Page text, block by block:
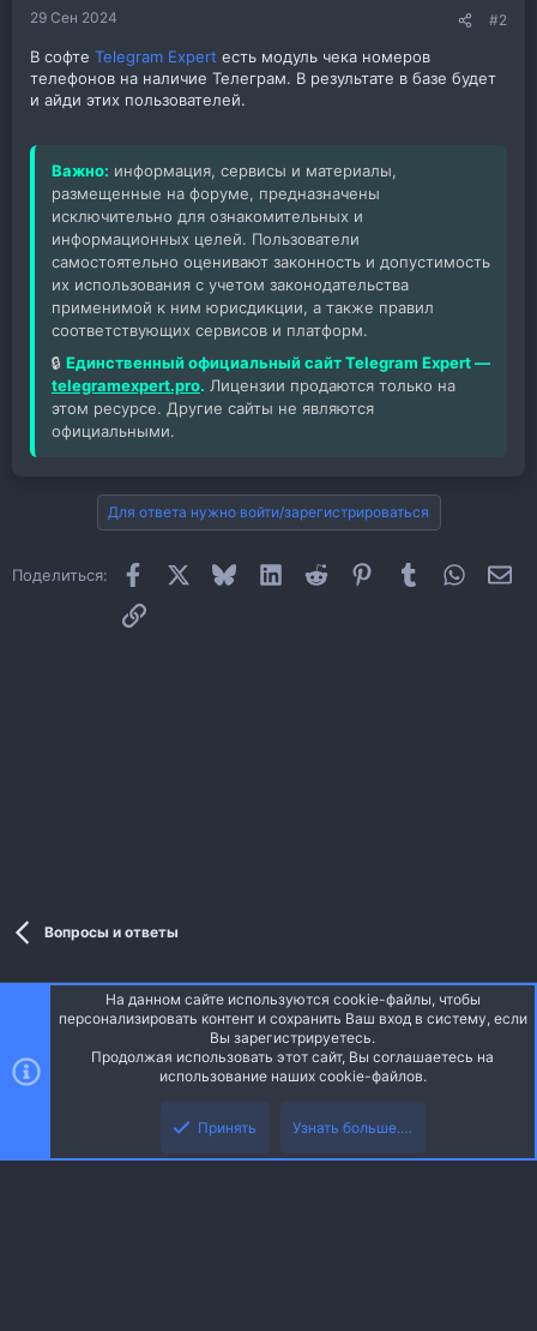
29 Сен 2024 #2
В софте Telegram Expert есть модуль чека номеров
телефонов на наличие Телеграм. В результате в базе будет
и айди этих пользователей.
Важно: информация, сервисы и материалы,
размещенные на форуме, предназначены
исключительно для ознакомительных и
информационных целей. Пользователи
самостоятельно оценивают законность и допустимость
их использования с учетом законодательства
применимой к ним юрисдикции, а также правил
соответствующих сервисов и платформ.
🔒 Единственный официальный сайт Telegram Expert —
telegramexpert.pro. Лицензии продаются только на
этом ресурсе. Другие сайты не являются
официальными.
Для ответа нужно войти/зарегистрироваться
Поделиться: Facebook Bluesky LinkedInReddit PinterestTumblr
Ссылка
Вопросы и ответы
Обратная связь
Условия и правила
Политика конфиденциальности
Style and add-ons by ThemeHouse
Перевод от Jumuro ®
Запросы 15 Время 0.0432s Память 3.71MB
Верх
На данном сайте используются cookie-файлы, чтобы
персонализировать контент и сохранить Ваш вход в систему, если
Вы зарегистрируетесь.
Продолжая использовать этот сайт, Вы соглашаетесь на
использование наших cookie-файлов.
Принять Узнать больше.…